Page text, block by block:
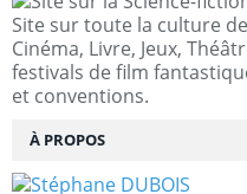
Site sur toute la culture
Cinéma, Livre, Jeux,
festivals de film
et conventions.
À PROPOS